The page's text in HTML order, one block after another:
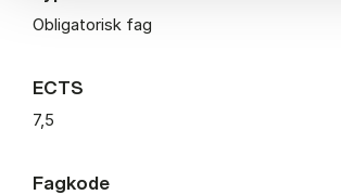
Obligatorisk fag
ECTS
7,5
Fagkode